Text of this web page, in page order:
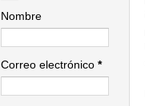
Nombre
Correo electrónico *